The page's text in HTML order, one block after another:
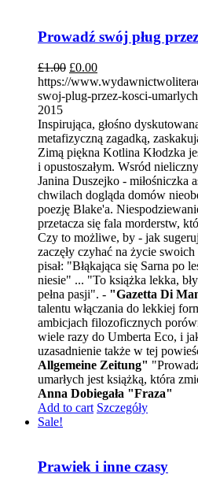
Prowadź swój pług
£1.00 £0.00
https://
swoj-plug-przez-kosci-umarlych
2015
Inspirująca, głośno
metafizyczną zagadką,
Zimą piękna Kotlina Kłodzka
i opustoszałym. Wsród
Janina Duszejko - miłośniczka
chwilach dogląda domów
poezję Blake'a.
przetacza się fala morderstw,
Czy to możliwe, by - jak
zaczęły czyhać na życie
pisał: "Błąkająca się Sarna po
niesie" ... "To książka lekka,
pełna pasji". - "Gazetta Di
talentu włączania do lekkiej
ambicjach filozoficznych
wiele razy do Umberta Eco, i
uzasadnienie także w tej
Allgemeine Zeitung"
umarłych jest książką, która
Anna Dobiegała "Fraza"
Add to cart Szczegóły
Sale!
Prawiek i inne czasy